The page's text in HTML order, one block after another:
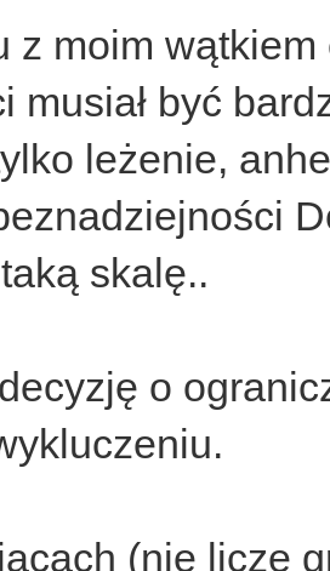
z moim
musiał być
leżenie,
skalę..
o
(nie liczę